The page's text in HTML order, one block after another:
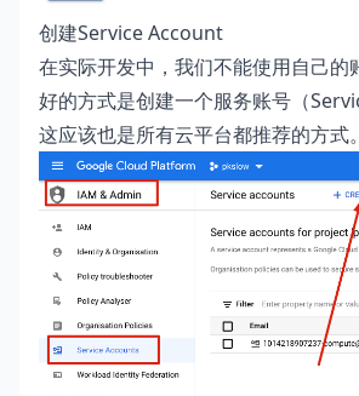
创建Service Account
在实际开发中，我们不能使用自己的
好的方式是创建一个服务账号（
这应该也是所有云平台都推荐的方式